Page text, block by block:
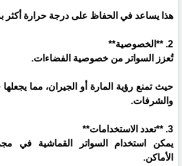
هذا يساعد في الحفاظ على درجة حرارة أكثر
2. **الخصوصية**
تُعزز السواتر من خصوصية الفضاءات.
حيث تمنع رؤية المارة أو الجيران، مما يجعلها
والشرفات.
3. **تعدد الاستخدامات**
يمكن استخدام السواتر القماشية في
الأماكن.